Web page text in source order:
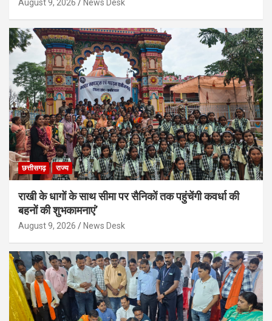
August 9, 2026 News Desk
छत्तीसगढ़ राज्य
राखी के धागों के साथ सीमा पर सैनिकों तक पहुंचेंगी कवर्धा की
बहनों की शुभकामनाएं’
August 9, 2026 News Desk